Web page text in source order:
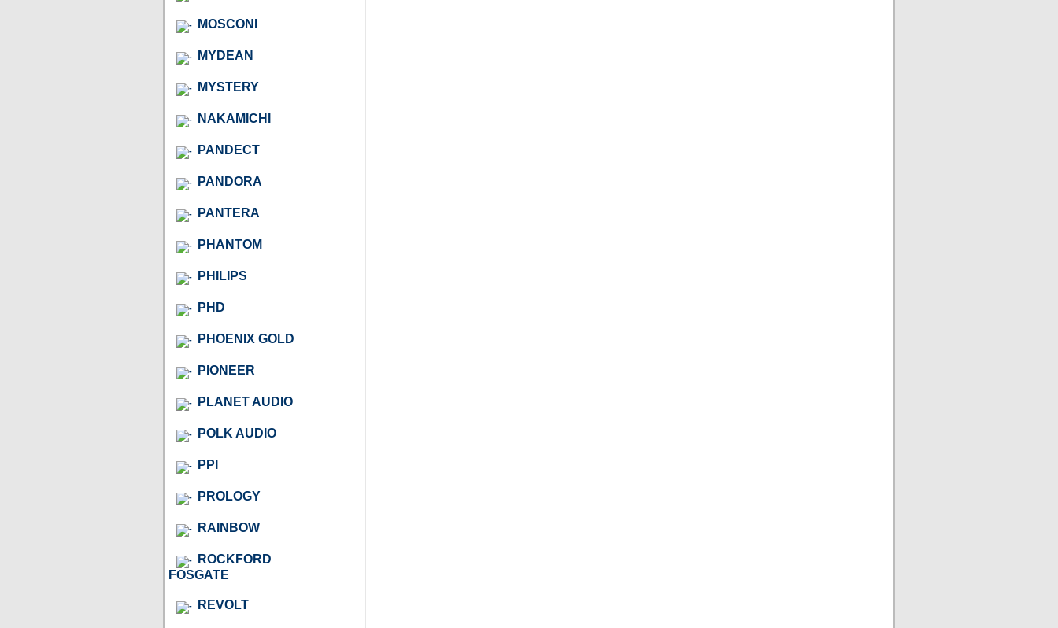
MOSCONI
MYDEAN
MYSTERY
NAKAMICHI
PANDECT
PANDORA
PANTERA
PHANTOM
PHILIPS
PHD
PHOENIX GOLD
PIONEER
PLANET AUDIO
POLK AUDIO
PPI
PROLOGY
RAINBOW
ROCKFORD
FOSGATE
REVOLT